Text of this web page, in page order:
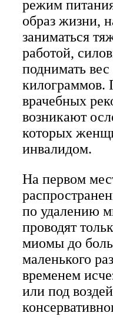
режим
образ жизни,
заниматься
работой,
поднимать вес
килограммов.
врачебных
возникают
которых
инвалидом.
На первом
по удалению
проводят
миомы до
маленького
временем
или под